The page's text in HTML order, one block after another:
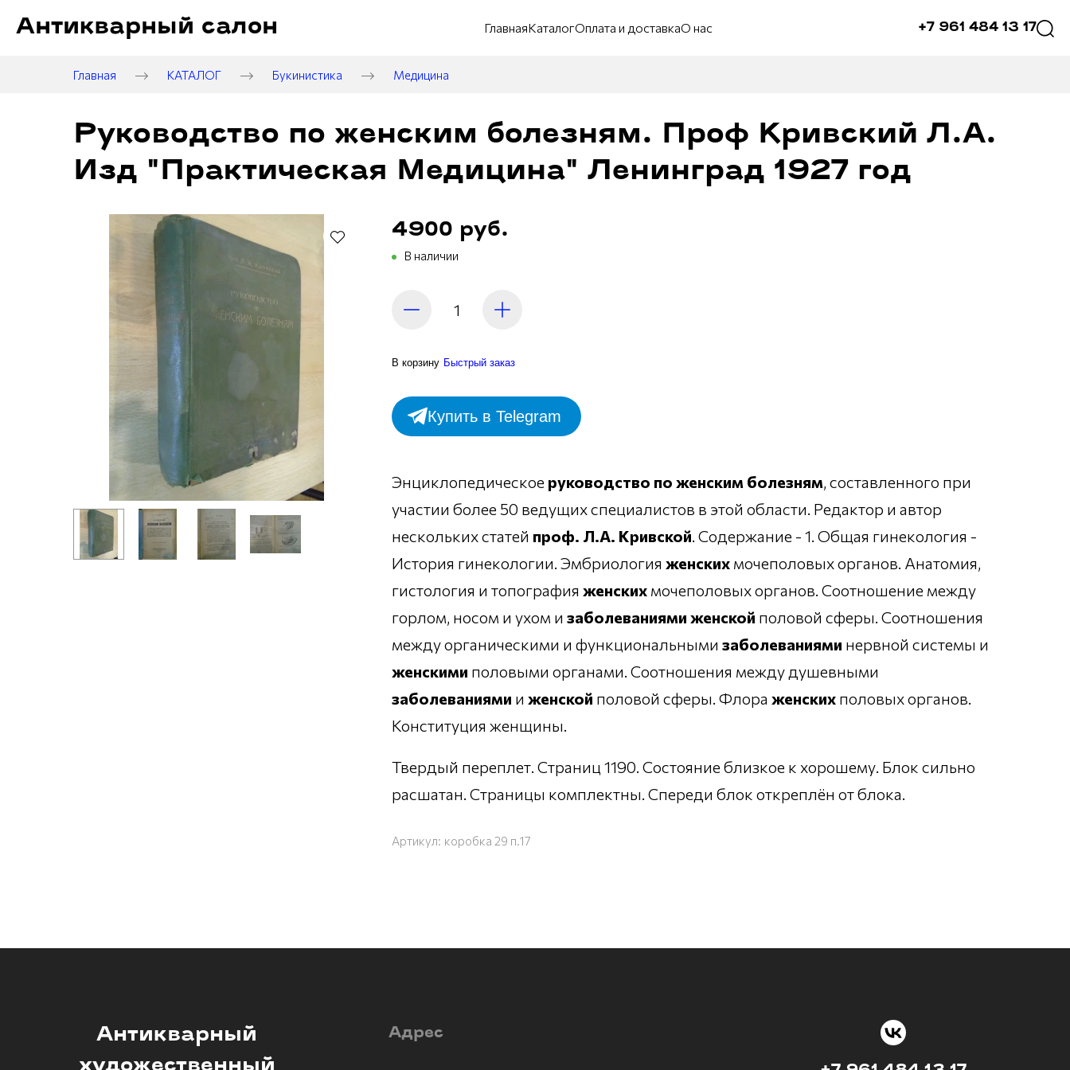
Антикварный салон ГлавнаяКаталогОплата и доставкаО нас +7 961 484 13 17
Главная КАТАЛОГ Букинистика Медицина
Руководство по женским болезням. Проф Кривский Л.А.
Изд "Практическая Медицина" Ленинград 1927 год
4900 руб.
В наличии
В корзину Быстрый заказ
Купить в Telegram
Энциклопедическое руководство по женским болезням, составленного при
участии более 50 ведущих специалистов в этой области. Редактор и автор
нескольких статей проф. Л.А. Кривской . Содержание - 1. Общая гинекология -
История гинекологии. Эмбриология женских мочеполовых органов. Анатомия,
гистология и топография женских мочеполовых органов. Соотношение между
горлом, носом и ухом и заболеваниями женской половой сферы. Соотношения
между органическими и функциональными заболеваниями нервной системы и
женскими половыми органами. Соотношения между душевными
заболеваниями и женской половой сферы. Флора женских половых органов.
Конституция женщины.
Твердый переплет. Страниц 1190. Состояние близкое к хорошему. Блок сильно
расшатан. Страницы комплектны. Спереди блок откреплён от блока.
Артикул: коробка 29 п.17
Антикварный
Адрес